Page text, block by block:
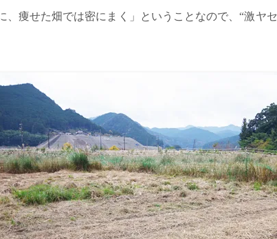
、痩せた畑では密にまく」ということなので、“激ヤ